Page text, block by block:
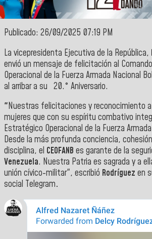
Publicado: 26/09/2025 07:19 PM
La vicepresidenta Ejecutiva de la República,
envió un mensaje de felicitación al
Operacional de la Fuerza Armada Nacional
al arribar a su 20.° Aniversario.
"Nuestras felicitaciones y reconocimiento
mujeres que con su espíritu combativo
Estratégico Operacional de la Fuerza
Desde la más profunda conciencia,
disciplina, el CEOFANB es garante de la
Venezuela. Nuestra Patria es sagrada y a
unión cívico-militar", escribió Rodríguez en
social Telegram.